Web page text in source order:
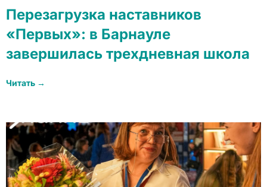
Перезагрузка наставников
«Первых»: в Барнауле
завершилась трехдневная школа
Читать →